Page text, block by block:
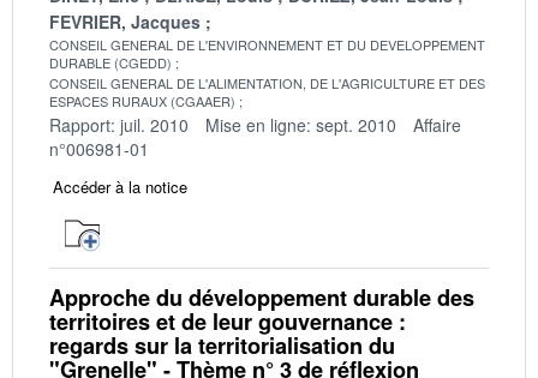
FEVRIER, Jacques
CONSEIL GENERAL DE L'ENVIRONNEMENT ET DU DEVELOPPEMENT
DURABLE (CGEDD)
CONSEIL GENERAL DE L'ALIMENTATION, DE L'AGRICULTURE ET DES
ESPACES RURAUX (CGAAER)
Rapport: juil. 2010 Mise en ligne: sept. 2010
Affaire
n°006981-01
Accéder à la notice
Approche du développement durable des
territoires et de leur gouvernance :
regards sur la territorialisation du
"Grenelle" - Thème n° 3 de réflexion